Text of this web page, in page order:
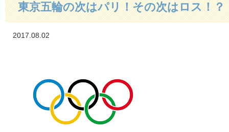
東京五輪の次はパリ！その次はロス！？
2017.08.02